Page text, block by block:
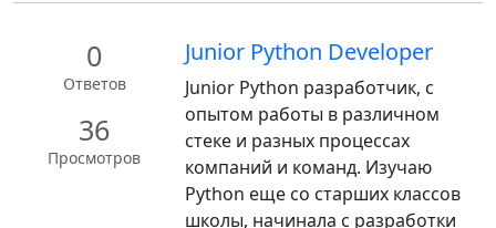
0
Ответов
36
Просмотров
Junior Python Developer
Junior Python разработчик, с
опытом работы в различном
стеке и разных процессах
компаний и команд. Изучаю
Python еще со старших классов
школы, начинала с разработки